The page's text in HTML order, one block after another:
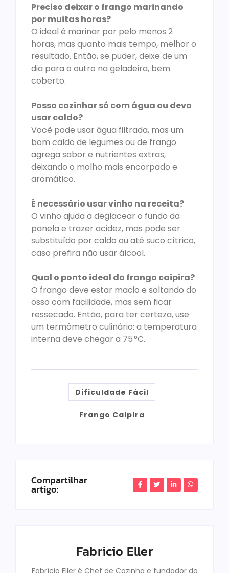
Preciso deixar o frango marinando
por muitas horas?
O ideal é marinar por pelo menos 2
horas, mas quanto mais tempo, melhor o
resultado. Então, se puder, deixe de um
dia para o outro na geladeira, bem
coberto.
Posso cozinhar só com água ou devo
usar caldo?
Você pode usar água filtrada, mas um
bom caldo de legumes ou de frango
agrega sabor e nutrientes extras,
deixando o molho mais encorpado e
aromático.
É necessário usar vinho na receita?
O vinho ajuda a deglacear o fundo da
panela e trazer acidez, mas pode ser
substituído por caldo ou até suco cítrico,
caso prefira não usar álcool.
Qual o ponto ideal do frango caipira?
O frango deve estar macio e soltando do
osso com facilidade, mas sem ficar
ressecado. Então, para ter certeza, use
um termômetro culinário: a temperatura
interna deve chegar a 75 °C.
Dificuldade Fácil
Frango Caipira
Compartilhar
artigo:
Fabricio Eller
Fabrício Eller é Chef de Cozinha e fundador do